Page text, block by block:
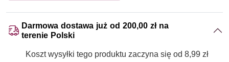
Darmowa dostawa już od 200,00 zł na
terenie Polski
Koszt wysyłki tego produktu zaczyna się od 8,99 zł